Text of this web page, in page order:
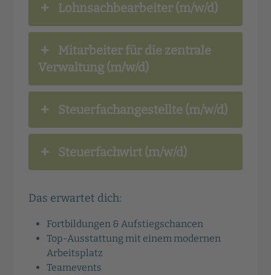
Lohnsachbearbeiter (m/w/d)
Mitarbeiter für die zentrale
Verwaltung (m/w/d)
Steuerfachangestellte (m/w/d)
Steuerfachwirt (m/w/d)
Das erwartet dich:
Fortbildungen & Aufstiegschancen
Top-Ausstattung mit einem modernen
Arbeitsplatz
Teamevents